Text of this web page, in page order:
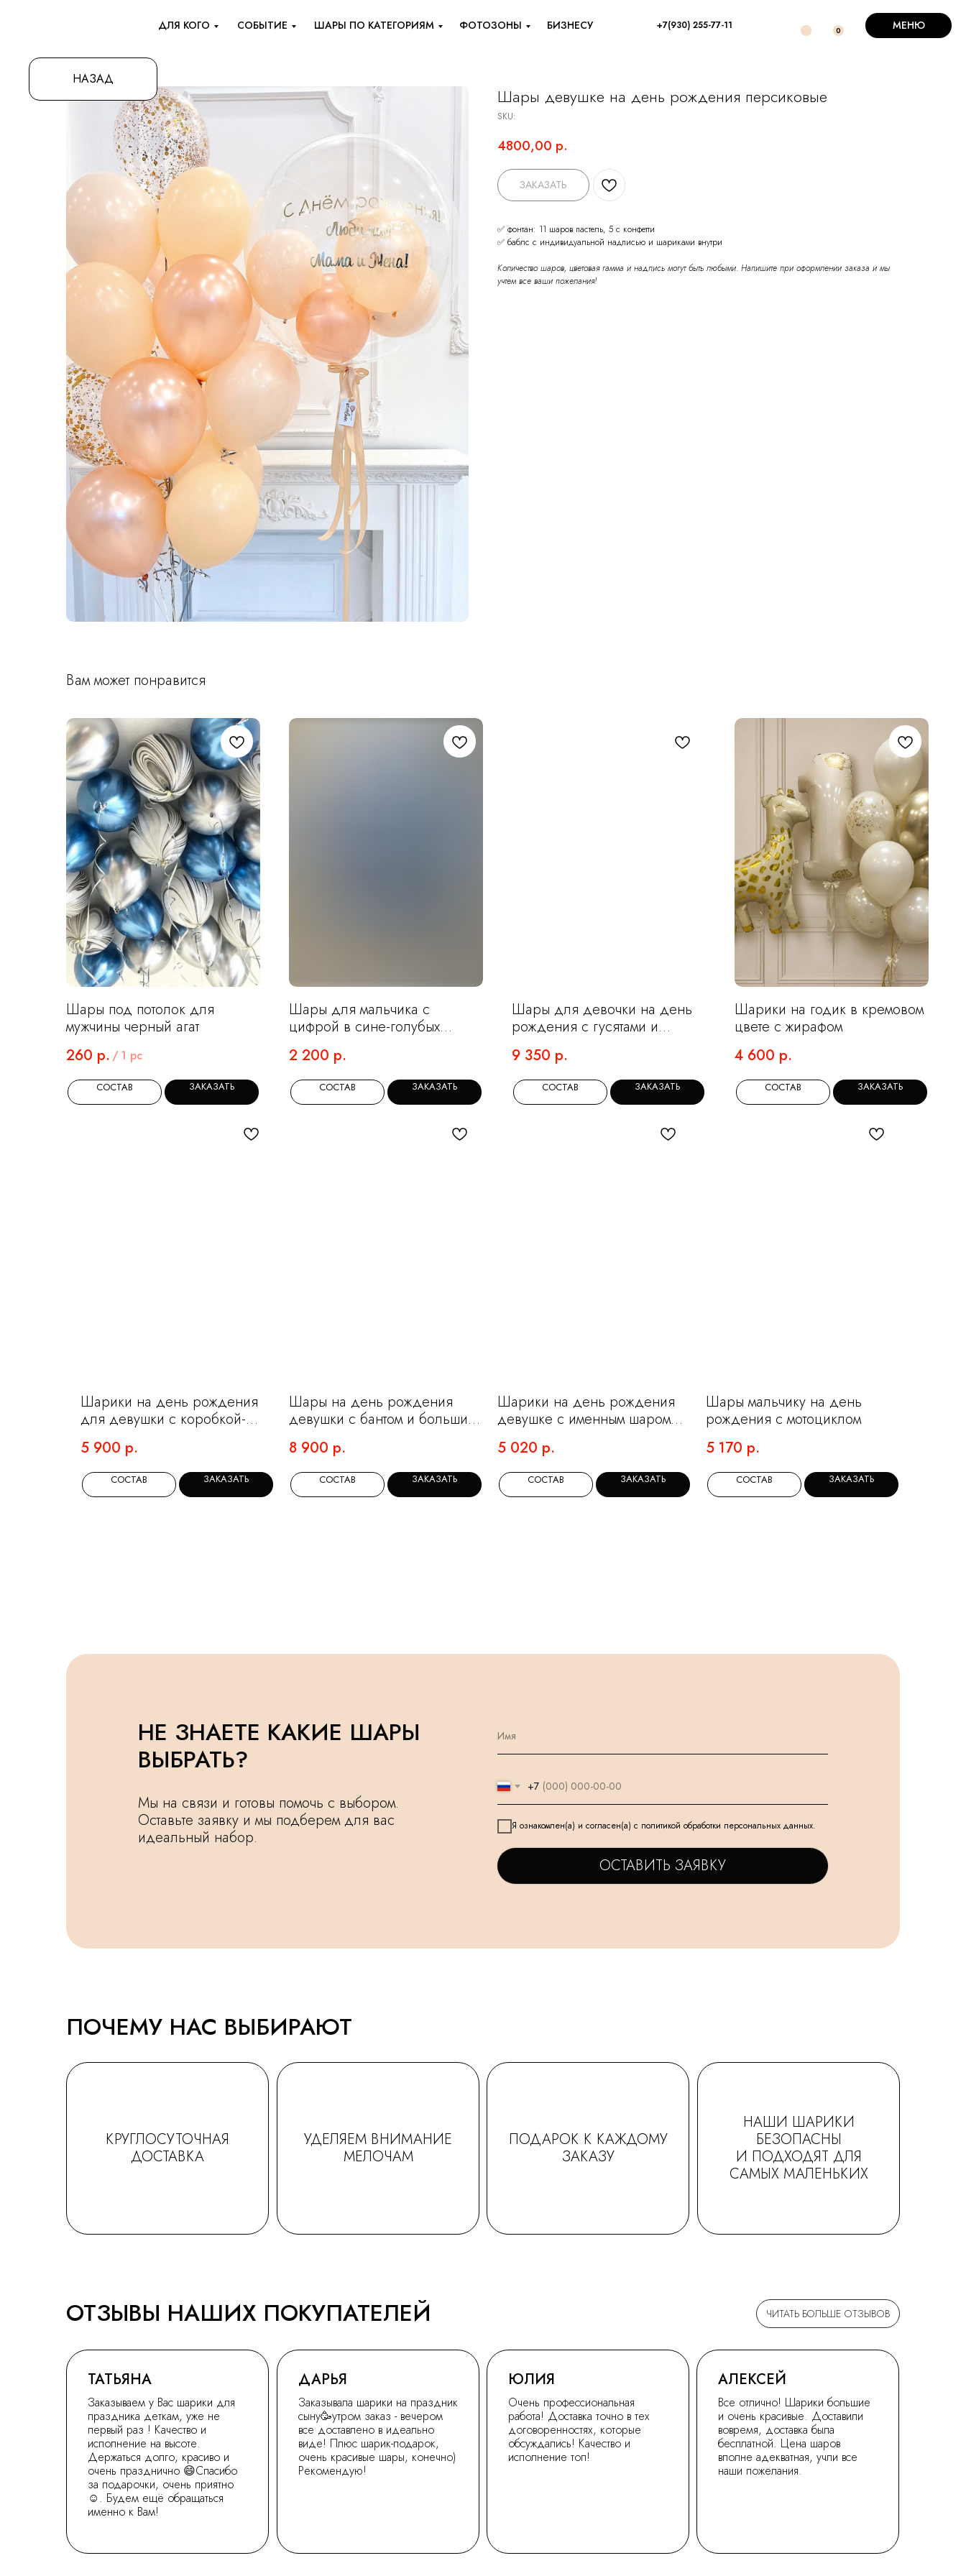
0
+7(930) 255-77-11
БИЗНЕСУ
ФОТОЗОНЫ
ШАРЫ ПО КАТЕГОРИЯМ
СОБЫТИЕ
ДЛЯ КОГО МЕНЮ
НАЗАД
Шары девушке на день рождения персиковые
SKU:
4800,00 р.
ЗАКАЗАТЬ
✅ фонтан: 11 шаров пастель, 5 с конфетти
✅ баблс с индивидуальной надписью и шариками внутри
Количество шаров, цветовая гамма и надпись могут быть любыми. Напишите при оформлении заказа и мы
учтем все ваши пожелания!
Вам может понравится
Шары под потолок для
мужчины черный агат
260 р. /1 pc
СОСТАВ ЗАКАЗАТЬ
Шары для мальчика с
цифрой в сине-голубых
цветах
2 200 р.
СОСТАВ ЗАКАЗАТЬ
Шары для девочки на день
рождения с гусятами и
ромашками
9 350 р.
СОСТАВ ЗАКАЗАТЬ
Шарики на годик в кремовом
цвете с жирафом
4 600 р.
СОСТАВ ЗАКАЗАТЬ
Шарики на день рождения
для девушки с коробкой-
5 900 р.
СОСТАВ ЗАКАЗАТЬ
Шары на день рождения
девушки с бантом и большим
8 900 р.
СОСТАВ ЗАКАЗАТЬ
Шарики на день рождения
девушке с именным шаром
5 020 р.
СОСТАВ ЗАКАЗАТЬ
Шары мальчику на день
рождения с мотоциклом
5 170 р.
СОСТАВ ЗАКАЗАТЬ
НЕ ЗНАЕТЕ КАКИЕ ШАРЫ
ВЫБРАТЬ?
Мы на связи и готовы помочь с выбором.
Оставьте заявку и мы подберем для вас
идеальный набор.
+7
Я ознакомлен(а) и согласен(а) с политикой обработки персональных данных.
ОСТАВИТЬ ЗАЯВКУ
ПОЧЕМУ НАС ВЫБИРАЮТ
КРУГЛОСУТОЧНАЯ
ДОСТАВКА
УДЕЛЯЕМ ВНИМАНИЕ
МЕЛОЧАМ
ПОДАРОК К КАЖДОМУ
ЗАКАЗУ
НАШИ ШАРИКИ
БЕЗОПАСНЫ
И ПОДХОДЯТ ДЛЯ
САМЫХ МАЛЕНЬКИХ
ЧИТАТЬ БОЛЬШЕ ОТЗЫВОВ
ОТЗЫВЫ НАШИХ ПОКУПАТЕЛЕЙ
Заказывала шарики на праздник
сыну🥳утром заказ - вечером
все доставлено в идеально
виде! Плюс шарик-подарок,
очень красивые шары, конечно)
Рекомендую!
ДАРЬЯ ЮЛИЯ
Очень профессиональная
работа! Доставка точно в тех
договоренностях, которые
обсуждались! Качество и
исполнение топ!
ТАТЬЯНА
Заказываем у Вас шарики для
праздника деткам, уже не
первый раз ! Качество и
исполнение на высоте.
Держаться долго, красиво и
очень празднично 😄Спасибо
за подарочки, очень приятно
☺. Будем ещё обращаться
именно к Вам!
АЛЕКСЕЙ
Все отлично! Шарики большие
и очень красивые. Доставили
вовремя, доставка была
бесплатной. Цена шаров
вполне адекватная, учли все
наши пожелания.